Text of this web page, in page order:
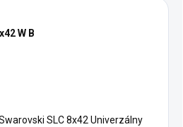
W B
SLC 8x42 Univerzálny